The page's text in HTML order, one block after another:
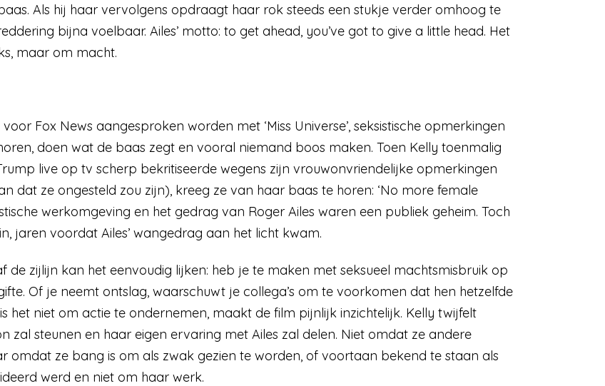
Als hij haar vervolgens opdraagt haar rok steeds een stukje verder omhoog te
bijna voelbaar. Ailes’ motto: to get ahead, you’ve got to give a little head. Het
maar om macht.
Fox News aangesproken worden met ‘Miss Universe’, seksistische opmerkingen
doen wat de baas zegt en vooral niemand boos maken. Toen Kelly toenmalig
live op tv scherp bekritiseerde wegens zijn vrouwonvriendelijke opmerkingen
dat ze ongesteld zou zijn), kreeg ze van haar baas te horen: ‘No more female
werkomgeving en het gedrag van Roger Ailes waren een publiek geheim. Toch
jaren voordat Ailes’ wangedrag aan het licht kwam.
de zijlijn kan het eenvoudig lijken: heb je te maken met seksueel machtsmisbruik op
Of je neemt ontslag, waarschuwt je collega’s om te voorkomen dat hen hetzelfde
het niet om actie te ondernemen, maakt de film pijnlijk inzichtelijk. Kelly twijfelt
zal steunen en haar eigen ervaring met Ailes zal delen. Niet omdat ze andere
omdat ze bang is om als zwak gezien te worden, of voortaan bekend te staan als
werd en niet om haar werk.